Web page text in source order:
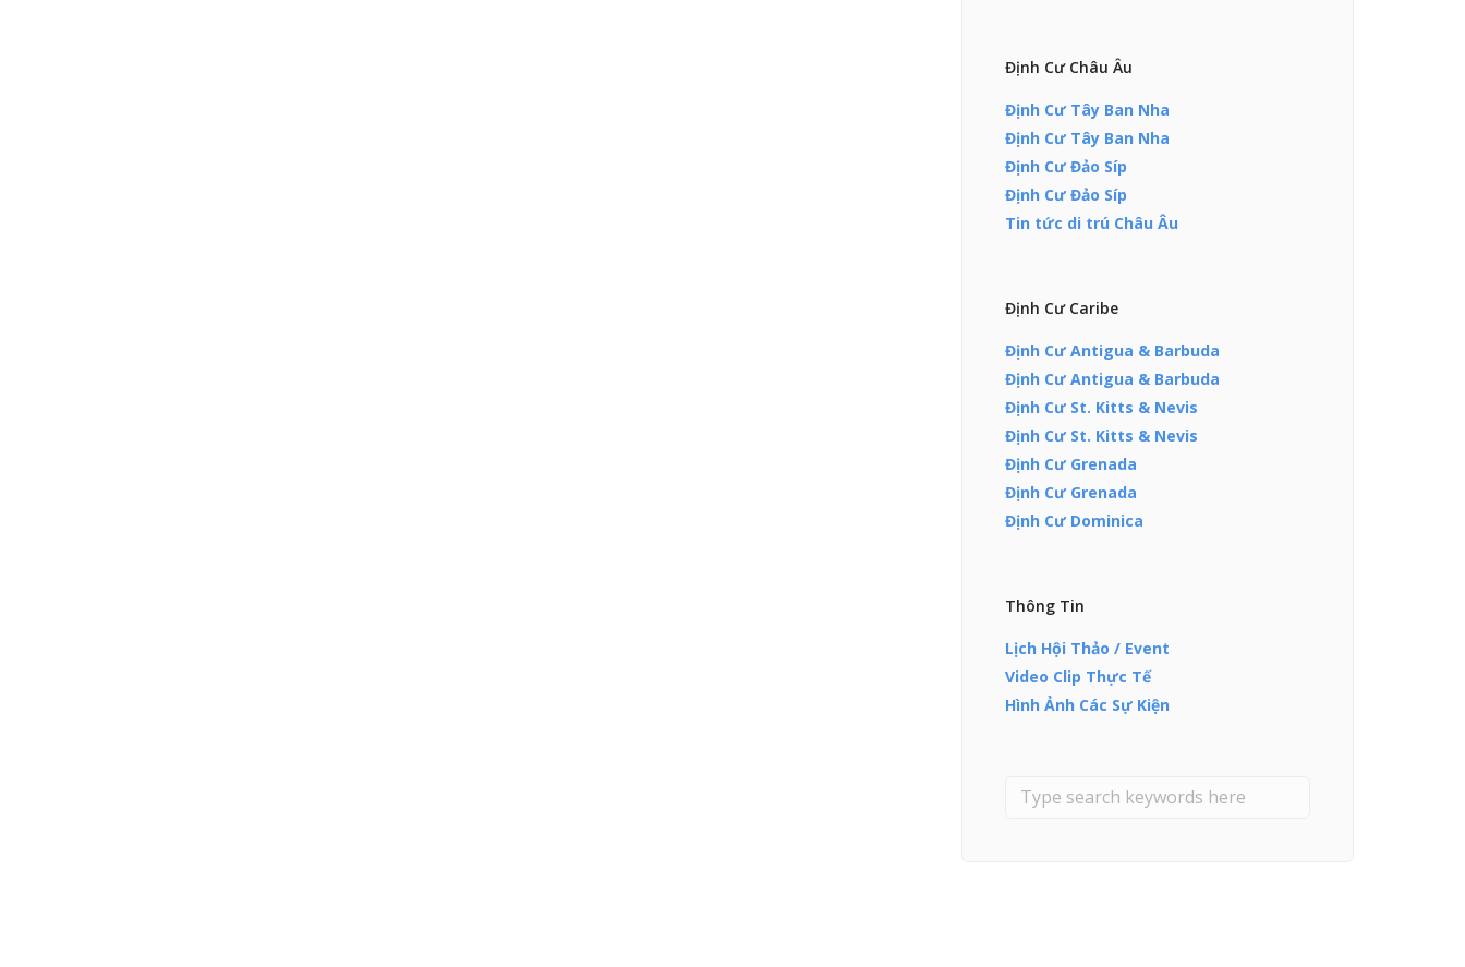
Định Cư Châu Âu
Định Cư Tây Ban Nha
Định Cư Tây Ban Nha
Định Cư Đảo Síp
Định Cư Đảo Síp
Tin tức di trú Châu Âu
Định Cư Caribe
Định Cư Antigua & Barbuda
Định Cư Antigua & Barbuda
Định Cư St. Kitts & Nevis
Định Cư St. Kitts & Nevis
Định Cư Grenada
Định Cư Grenada
Định Cư Dominica
Thông Tin
Lịch Hội Thảo / Event
Video Clip Thực Tế
Hình Ảnh Các Sự Kiện